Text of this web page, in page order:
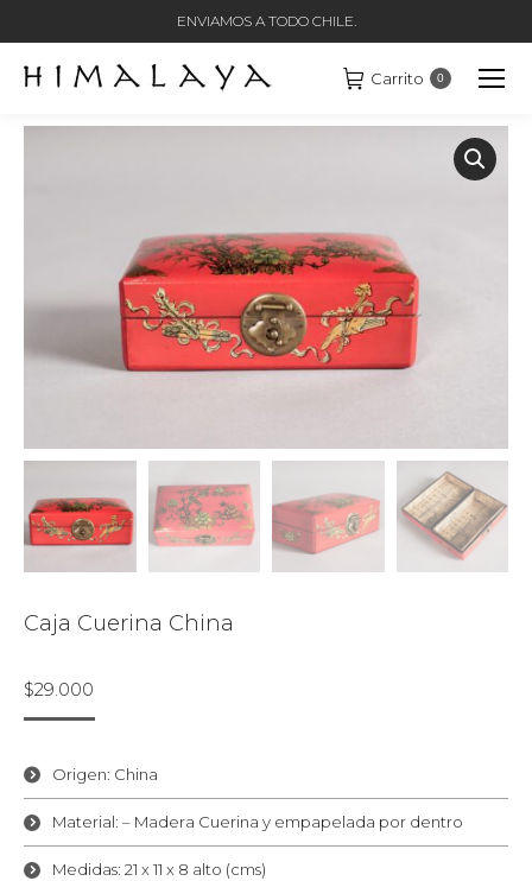
ENVIAMOS A TODO CHILE.
Carrito 0
Caja Cuerina China
$29.000
Origen: China
Material: – Madera Cuerina y empapelada por dentro
Medidas: 21 x 11 x 8 alto (cms)